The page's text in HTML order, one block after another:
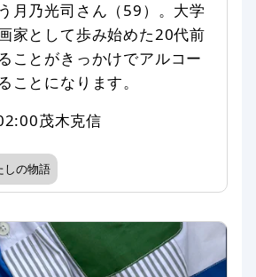
月乃光司さん（59）。大学
家として歩み始めた20代前
ことがきっかけでアルコー
ことになります。
茂木克信
しの物語